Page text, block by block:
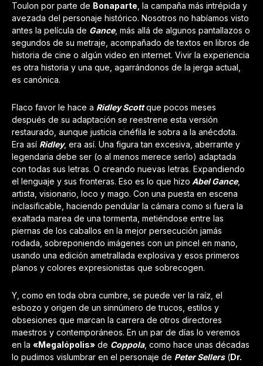
Toulon por parte de Bonaparte , la campaña más intrépida y
avezada del personaje histórico. Nosotros no habíamos visto
antes la película de Gance, más allá de algunos pantallazos o
segundos de su metraje, acompañado de textos en libros de
historia de cine o algún video en internet. Vivir la experiencia
es otra historia y una que, agarrándonos de la jerga actual,
es canónica.
Flaco favor le hace a Ridley Scottque pocos meses
después de su adaptación se reestrene esta versión
restaurado, aunque justicia cinéfila le sobra a la anécdota.
Era así Ridley, era así. Una figura tan excesiva, aberrante y
legendaria debe ser (o al menos merece serlo) adaptada
con todas sus letras. O creando nuevas letras. Expandiendo
el lenguaje y sus fronteras. Eso es lo que hizo Abel Gance,
artista, visionario, loco y mago. Con una puesta en escena
inclasificable, haciendo pendular la cámara como si fuera la
exaltada marea de una tormenta, metiéndose entre las
piernas de los caballos en la mejor persecución jamás
rodada, sobreponiendo imágenes con un pincel en mano,
usando una edición ametrallada explosiva y esos primeros
planos y colores expresionistas que sobrecogen.
Y, como en toda obra cumbre, se puede ver la raíz, el
esbozo y origen de un sinnúmero de trucos, estilos y
obsesiones que marcan la carrera de otros directores
maestros y contemporáneos. En un par de días lo veremos
en la «Megalópolis» de Coppola, como hace unas décadas
lo pudimos vislumbrar en el personaje de Peter Sellers(Dr.